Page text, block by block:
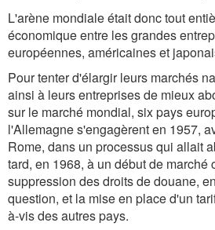
L'arène mondiale était donc tout
économique entre les grandes
européennes, américaines et
Pour tenter d'élargir leurs marchés
ainsi à leurs entreprises de mieux
sur le marché mondial, six pays
l'Allemagne s'engagèrent en 1957,
Rome, dans un processus qui allait
tard, en 1968, à un début de marché
suppression des droits de douane,
question, et la mise en place d'un
à-vis des autres pays.